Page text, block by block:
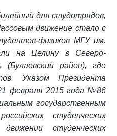
для студотрядов,
движение стало с
физиков МГУ им.
на Целину в Северо-
(Булаевский район), где
Указом Президента
февраля 2015 года №86
государственным
студенческих
студенческих